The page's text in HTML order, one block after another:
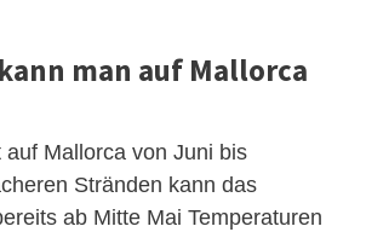
man auf Mallorca
auf Mallorca von Juni bis
Stränden kann das
ab Mitte Mai Temperaturen